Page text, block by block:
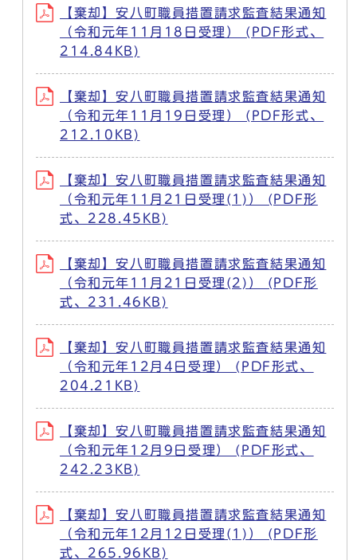
【棄却】安八町職員措置請求監査結果通知
（令和元年11月18日受理） (PDF形式、
214.84KB)
【棄却】安八町職員措置請求監査結果通知
（令和元年11月19日受理） (PDF形式、
212.10KB)
【棄却】安八町職員措置請求監査結果通知
（令和元年11月21日受理(1)） (PDF形
式、228.45KB)
【棄却】安八町職員措置請求監査結果通知
（令和元年11月21日受理(2)） (PDF形
式、231.46KB)
【棄却】安八町職員措置請求監査結果通知
（令和元年12月4日受理） (PDF形式、
204.21KB)
【棄却】安八町職員措置請求監査結果通知
（令和元年12月9日受理） (PDF形式、
242.23KB)
【棄却】安八町職員措置請求監査結果通知
（令和元年12月12日受理(1)） (PDF形
式、265.96KB)